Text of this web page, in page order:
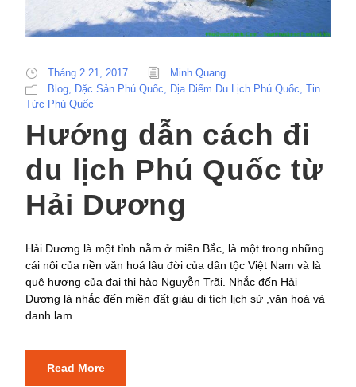
Tháng 2 21, 2017
Minh Quang
Blog Đặc Sản Phú Quốc Địa Điểm Du Lịch Phú Quốc Tin
Tức Phú Quốc
Hướng dẫn cách đi
du lịch Phú Quốc từ
Hải Dương
Hải Dương là một tỉnh nằm ở miền Bắc, là một trong những
cái nôi của nền văn hoá lâu đời của dân tộc Việt Nam và là
quê hương của đại thi hào Nguyễn Trãi. Nhắc đến Hải
Dương là nhắc đến miền đất giàu di tích lịch sử ,văn hoá và
danh lam...
Read More